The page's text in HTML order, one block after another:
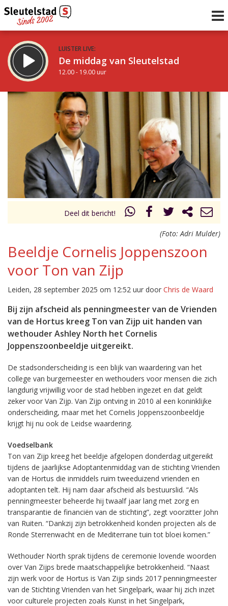
LUISTER LIVE:
De middag van Sleutelstad
12.00 - 19.00 uur
STRAKS:
De avond van Sleutelstad
19.00 - 22.00 uur
uur 1 van 0
Inklappen
Deel dit bericht!
(Foto: Adri Mulder)
Beeldje Cornelis Joppenszoon
voor Ton van Zijp
Leiden, 28 september 2025 om 12:52 uur door Chris de Waard
Bij zijn afscheid als penningmeester van de Vrienden
van de Hortus kreeg Ton van Zijp uit handen van
wethouder Ashley North het Cornelis
Joppenszoonbeeldje uitgereikt.
De stadsonderscheiding is een blijk van waardering van het
college van burgemeester en wethouders voor mensen die zich
langdurig vrijwillig voor de stad hebben ingezet en dat geldt
zeker voor Van Zijp. Van Zijp ontving in 2010 al een koninklijke
onderscheiding, maar met het Cornelis Joppenszoonbeeldje
krijgt hij nu ook de Leidse waardering.
Voedselbank
Ton van Zijp kreeg het beeldje afgelopen donderdag uitgereikt
tijdens de jaarlijkse Adoptantenmiddag van de stichting Vrienden
van de Hortus die inmiddels ruim tweeduizend vrienden en
adoptanten telt. Hij nam daar afscheid als bestuurslid. “Als
penningmeester beheerde hij twaalf jaar lang met zorg en
transparantie de financiën van de stichting”, zegt voorzitter John
van Ruiten. “Dankzij zijn betrokkenheid konden projecten als de
Ronde Sterrenwacht en de Mediterrane tuin tot bloei komen.”
Wethouder North sprak tijdens de ceremonie lovende woorden
over Van Zijps brede maatschappelijke betrokkenheid. “Naast
zijn werk voor de Hortus is Van Zijp sinds 2017 penningmeester
van de Stichting Vrienden van het Singelpark, waar hij zich inzet
voor culturele projecten zoals Kunst in het Singelpark,